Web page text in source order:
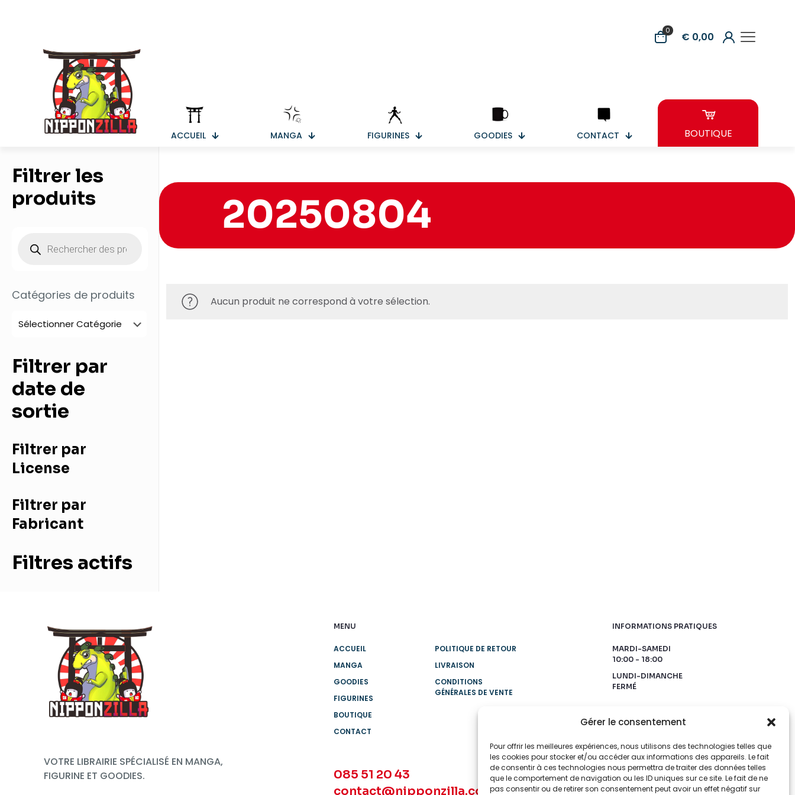
Gérer le consentement
Pour offrir les meilleures expériences, nous utilisons des technologies telles que
les cookies pour stocker et/ou accéder aux informations des appareils. Le fait
de consentir à ces technologies nous permettra de traiter des données telles
que le comportement de navigation ou les ID uniques sur ce site. Le fait de ne
pas consentir ou de retirer son consentement peut avoir un effet négatif sur
0 € 0,00
ACCUEIL MANGA FIGURINES GOODIES CONTACT BOUTIQUE
20250804
Aucun produit ne correspond à votre sélection.
Filtrer les
produits
de
Catégories de produits
Filtrer par
date de
sortie
Filtrer par
License
Filtrer par
Fabricant
Filtres actifs
VOTRE LIBRAIRIE SPÉCIALISÉ EN MANGA,
FIGURINE ET GOODIES.
MENU
ACCUEIL
MANGA
GOODIES
FIGURINES
BOUTIQUE
CONTACT
POLITIQUE DE RETOUR
LIVRAISON
CONDITIONS
GÉNÉRALES DE VENTE
085 51 20 43
contact@nipponzilla.com
INFORMATIONS PRATIQUES
MARDI-SAMEDI
10:00 - 18:00
LUNDI-DIMANCHE
FERMÉ